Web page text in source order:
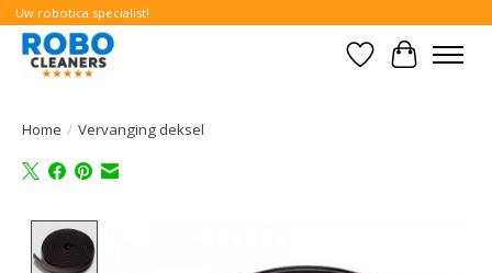
Uw robotica specialist!
Verlanglijst
Home / Vervanging deksel